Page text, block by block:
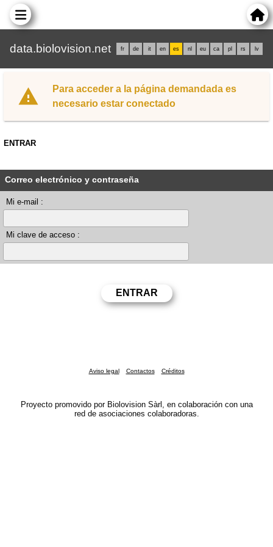
data.biolovision.net fr de it en es nl eu ca pl rs lv
Para acceder a la página demandada es
necesario estar conectado
ENTRAR
Correo electrónico y contraseña
Mi e-mail :
Mi clave de acceso :
Aviso legal Contactos Créditos
Proyecto promovido por Biolovision Sàrl, en colaboración con una
red de asociaciones colaboradoras.